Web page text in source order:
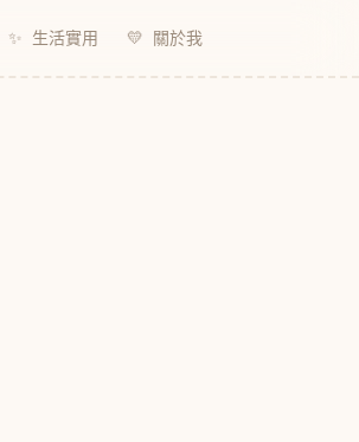
✨ 生活實用 💛 關於我